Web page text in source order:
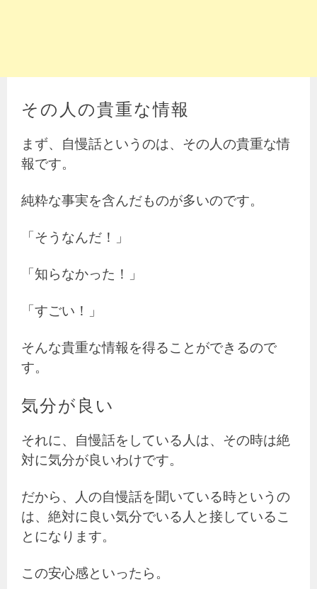
その人の貴重な情報
まず、自慢話というのは、その人の貴重な情
報です。
純粋な事実を含んだものが多いのです。
「そうなんだ！」
「知らなかった！」
「すごい！」
そんな貴重な情報を得ることができるので
す。
気分が良い
それに、自慢話をしている人は、その時は絶
対に気分が良いわけです。
だから、人の自慢話を聞いている時というの
は、絶対に良い気分でいる人と接しているこ
とになります。
この安心感といったら。